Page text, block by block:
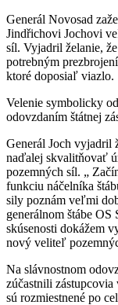
Generál Novosad
Jindřichovi Jochovi
síl. Vyjadril želanie,
potrebným
ktoré doposiaľ viazlo.
Velenie symbolicky
odovzdaním štátnej
Generál Joch vyjadril
naďalej skvalitňovať
pozemných síl. „
funkciu náčelníka
sily poznám veľmi
generálnom štábe
skúsenosti dokážem
nový veliteľ
Na slávnostnom
zúčastnili
sú rozmiestnené po